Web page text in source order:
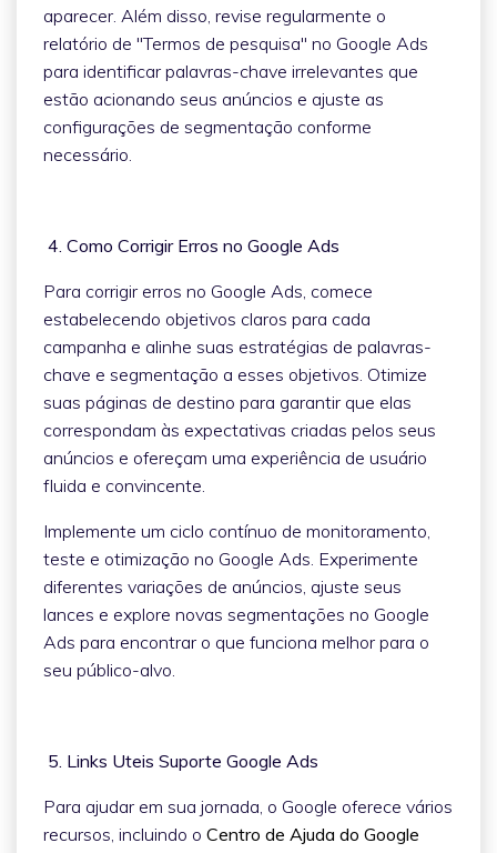
aparecer. Além disso, revise regularmente o
relatório de "Termos de pesquisa" no Google Ads
para identificar palavras-chave irrelevantes que
estão acionando seus anúncios e ajuste as
configurações de segmentação conforme
necessário.
4. Como Corrigir Erros no Google Ads
Para corrigir erros no Google Ads, comece
estabelecendo objetivos claros para cada
campanha e alinhe suas estratégias de palavras-
chave e segmentação a esses objetivos. Otimize
suas páginas de destino para garantir que elas
correspondam às expectativas criadas pelos seus
anúncios e ofereçam uma experiência de usuário
fluida e convincente.
Implemente um ciclo contínuo de monitoramento,
teste e otimização no Google Ads. Experimente
diferentes variações de anúncios, ajuste seus
lances e explore novas segmentações no Google
Ads para encontrar o que funciona melhor para o
seu público-alvo.
5. Links Uteis Suporte Google Ads
Para ajudar em sua jornada, o Google oferece vários
recursos, incluindo o Centro de Ajuda do Google